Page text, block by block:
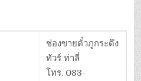
ช่องขายตั๋วภูกระดึง
ทัวร์ ท่าลี่
โทร. 083-